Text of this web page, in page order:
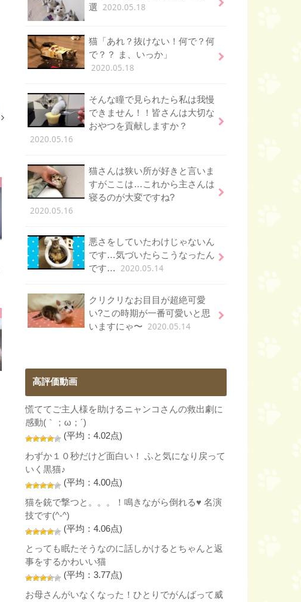
選 2020.05.18
猫「あれ？抜けない！何で？何
で？？ ま、いっか」
2020.05.18
そんな瞳で見られたら私は我慢
できません！！皆さんは大切な
おやつを貢献しますか？
2020.05.16
猫さんは狭い所が好きと言いま
すがここは…これから主さんは
寝るのが大変ですね?
2020.05.16
悪さをしていたわけじゃないん
です…気づいたらこうなったん
です…
2020.05.14
クリクリなお目目が超絶可愛
い?この時期が一番可愛いと思
いますにゃ〜 2020.05.14
高評価動画
慌ててご主人様を助けるニャンコさんの救出劇に
感動(｀；ω；´)
(平均：4.02点)
わずか１０秒だけど面白い！ ふと気になり戻って
いく黒猫♪
(平均：4.00点)
猫を銃で撃つと。。。！鳴きながら倒れる♥ 名演
技です(^-^)
(平均：4.06点)
とっても眠たそうなのに話しかけるとちゃんと返
事をするかわいい猫
(平均：3.77点)
お母さんがいなくなった！ひとりでがんばって威